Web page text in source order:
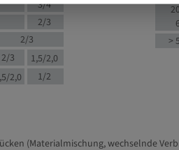
3/4
2/3
2/3
2/3
1,5/2,0
2,0 1/2
>
(Materialmischung, wechselnde